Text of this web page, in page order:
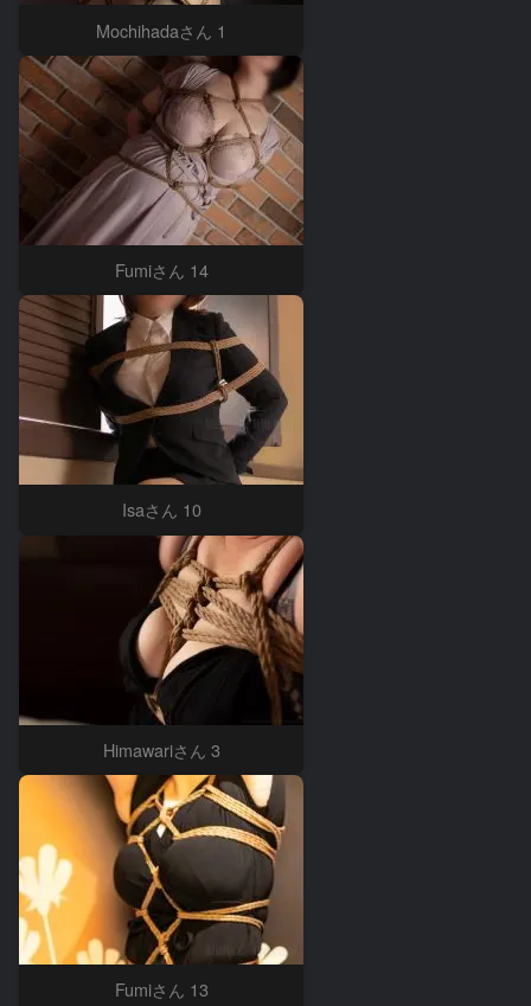
Mochihadaさん 1
Fumiさん 14
Isaさん 10
Himawariさん 3
Fumiさん 13